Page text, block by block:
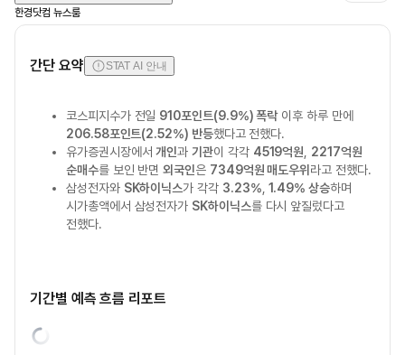
한경닷컴 뉴스룸
간단 요약 STAT AI 안내
코스피지수가 전일 910포인트(9.9%) 폭락이후 하루 만에
206.58포인트(2.52%) 반등했다고 전했다.
유가증권시장에서개인과기관이 각각 4519억원
2217억원
순매수를 보인 반면외국인은 7349억원 매도우위 라고 전했다.
삼성전자와 SK하이닉스가 각각 3.23% ,1.49% 상승하며
시가총액에서 삼성전자가 SK하이닉스를 다시 앞질렀다고
전했다.
기간별 예측 흐름 리포트